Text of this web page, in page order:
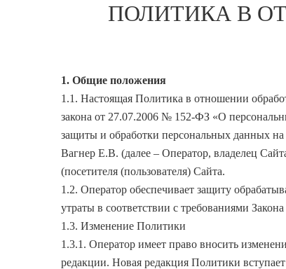
ПОЛИТИКА В
1. Общие положения
1.1. Настоящая Политика в отношении
закона от 27.07.2006 № 152-ФЗ «О
защиты и обработки персональных данных
Вагнер Е.В. (далее – Оператор, владелец
(посетителя (пользователя) Сайта.
1.2. Оператор обеспечивает защиту
утраты в соответствии с требованиями
1.3. Изменение Политики
1.3.1. Оператор имеет право вносить
редакции. Новая редакция Политики